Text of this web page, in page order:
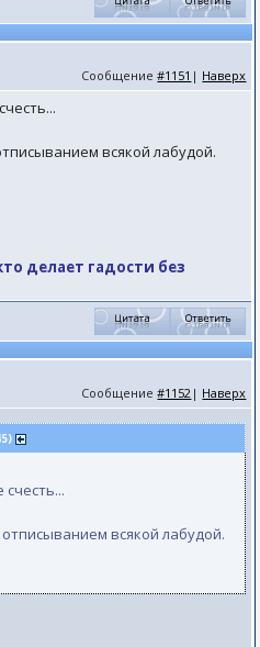
Сообщение#1151 | Наверх
всякой лабудой.
делает гадости без
Сообщение#1152 | Наверх
всякой лабудой.